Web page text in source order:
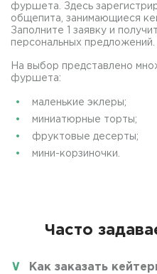
фуршета. Здесь
общепита, занимающиеся
Заполните 1 заявку и
персональных предложений.
На выбор представлено
фуршета:
маленькие эклеры;
миниатюрные торты;
фруктовые десерты;
мини-корзиночки.
Часто
Как заказать